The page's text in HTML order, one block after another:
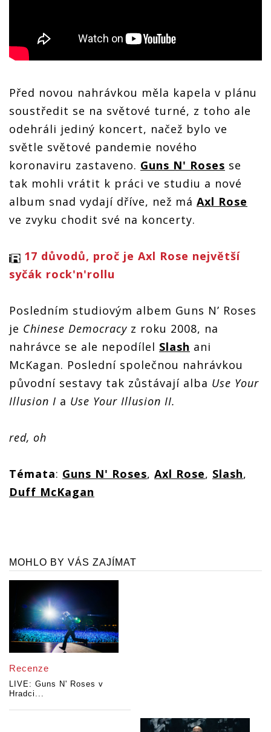
Před novou nahrávkou měla kapela v plánu
soustředit se na světové turné, z toho ale
odehráli jediný koncert, načež bylo ve
světle světové pandemie nového
koronaviru zastaveno. Guns N' Roses se
tak mohli vrátit k práci ve studiu a nové
album snad vydají dříve, než má Axl Rose
ve zvyku chodit své na koncerty.
17 důvodů, proč je Axl Rose největší
syčák rock'n'rollu
Posledním studiovým albem Guns N’ Roses
je Chinese Democracy z roku 2008, na
nahrávce se ale nepodílel Slash ani
McKagan. Poslední společnou nahrávkou
původní sestavy tak zůstávají alba Use Your
Illusion I a Use Your Illusion II.
red, oh
Témata: Guns N' Roses, Axl Rose, Slash,
Duff McKagan
MOHLO BY VÁS ZAJÍMAT
Recenze
LIVE: Guns N' Roses v
Hradci...